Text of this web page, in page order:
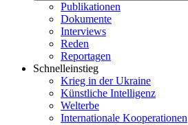
Publikationen
Dokumente
Interviews
Reden
Reportagen
Schnelleinstieg
Krieg in der Ukraine
Künstliche Intelligenz
Welterbe
Internationale Kooperationen